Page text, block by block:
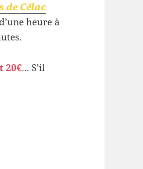
de Célac
heure à
20€... S’il